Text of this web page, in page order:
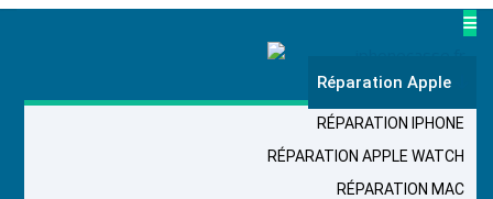
Réparation Apple
RÉPARATION IPHONE
RÉPARATION APPLE WATCH
RÉPARATION MAC